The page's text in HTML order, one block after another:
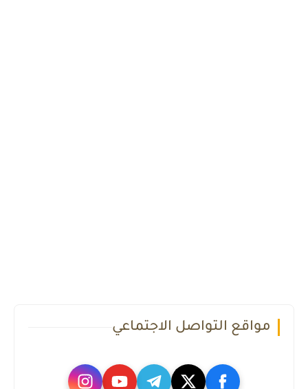
مواقع التواصل الاجتماعي